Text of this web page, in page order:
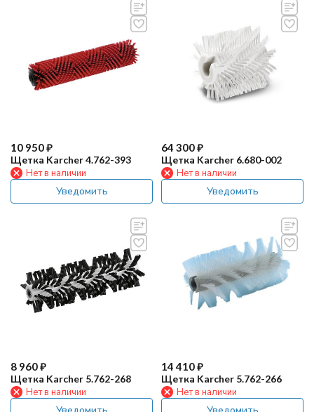
10 950₽
Щетка Karcher 4.762-393
Нет в наличии
Уведомить
64 300₽
Щетка Karcher 6.680-002
Нет в наличии
Уведомить
8 960₽
Щетка Karcher 5.762-268
Нет в наличии
Уведомить
14 410₽
Щетка Karcher 5.762-266
Нет в наличии
Уведомить